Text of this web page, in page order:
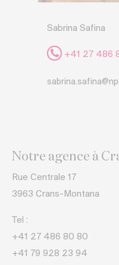
Sabrina Safina
+41 27 486
Notre agence à
Rue Centrale 17
3963 Crans-Montana
Tel :
+41 27 486 80 80
+41 79 928 23 94